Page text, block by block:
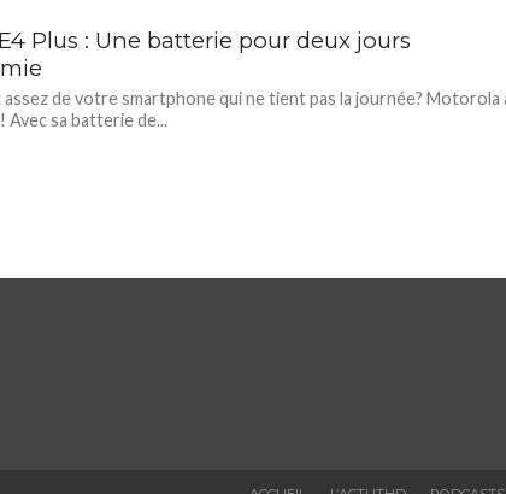
Plus : Une batterie pour deux jours
assez de votre smartphone qui ne tient pas la journée? Motorola
Avec sa batterie de...